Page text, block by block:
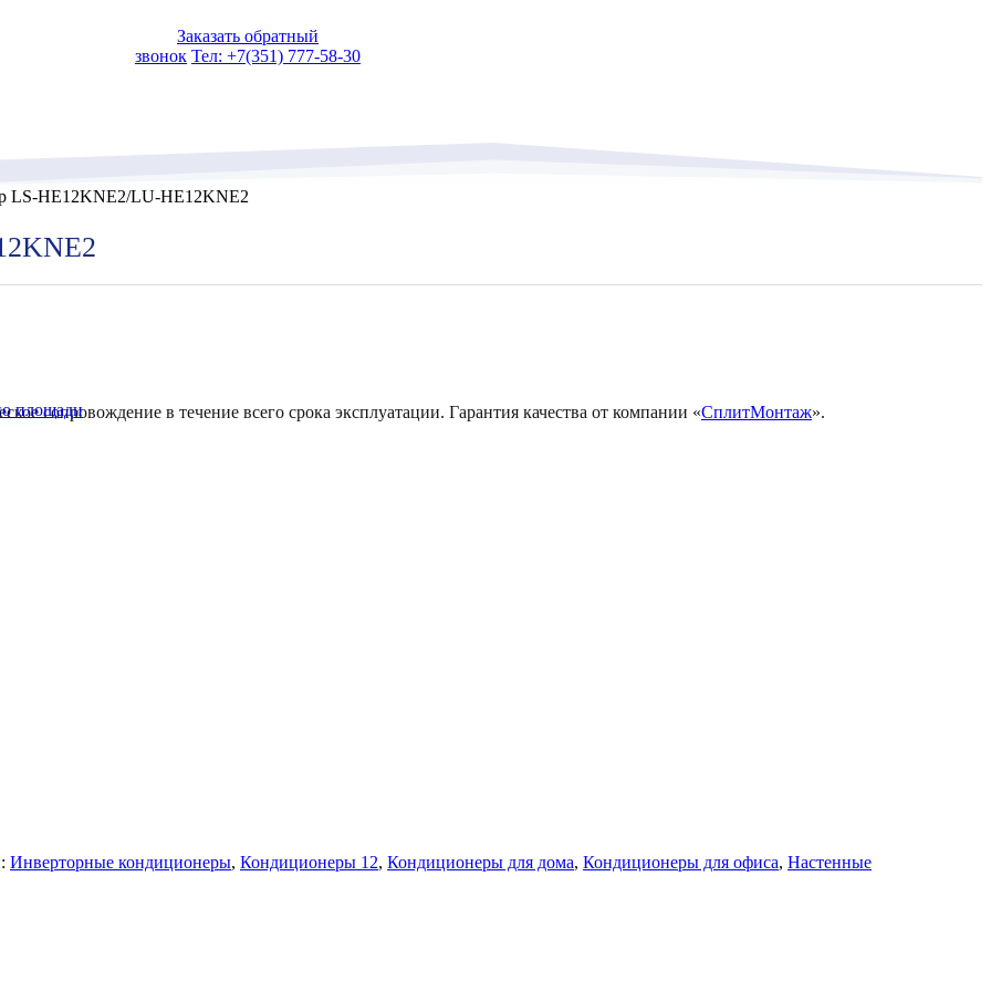
Заказать обратный
звонок Тел: +7(351) 777-58-30
площади
LS-HE12KNE2/LU-HE12KNE2
сопровождение в течение всего срока эксплуатации. Гарантия качества от компании «СплитМонтаж».
Инверторные кондиционеры, Кондиционеры 12, Кондиционеры для дома, Кондиционеры для офиса, Настенные